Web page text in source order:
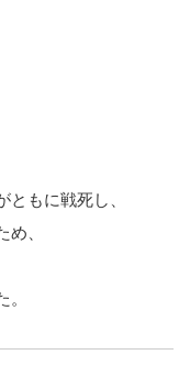
もに戦死し、
、